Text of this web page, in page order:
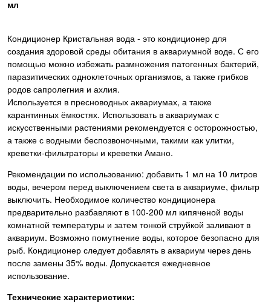
мл
Кондиционер Кристальная вода - это кондиционер для
создания здоровой среды обитания в аквариумной воде. С его
помощью можно избежать размножения патогенных бактерий,
паразитических одноклеточных организмов, а также грибков
родов сапролегния и ахлия.
Используется в пресноводных аквариумах, а также
карантинных ёмкостях. Использовать в аквариумах с
искусственными растениями рекомендуется с осторожностью,
а также с водными беспозвоночными, такими как улитки,
креветки-фильтраторы и креветки Амано.
Рекомендации по использованию: добавить 1 мл на 10 литров
воды, вечером перед выключением света в аквариуме, фильтр
выключить. Необходимое количество кондиционера
предварительно разбавляют в 100-200 мл кипяченой воды
комнатной температуры и затем тонкой струйкой заливают в
аквариум. Возможно помутнение воды, которое безопасно для
рыб. Кондиционер следует добавлять в аквариум через день
после замены 35% воды. Допускается ежедневное
использование.
Технические характеристики: